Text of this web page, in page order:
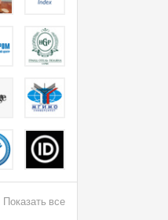
Показать все